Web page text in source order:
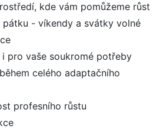
kde vám pomůžeme růst
- víkendy a svátky volné
pro vaše soukromé potřeby
celého adaptačního
profesního růstu